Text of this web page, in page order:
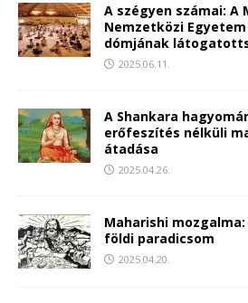
A szégyen számai: A
Nemzetközi
dómjának
2025.06.11.
A Shankara
erőfeszítés nélküli
átadása
2025.04.26.
Maharishi
földi paradicsom
2025.04.20.